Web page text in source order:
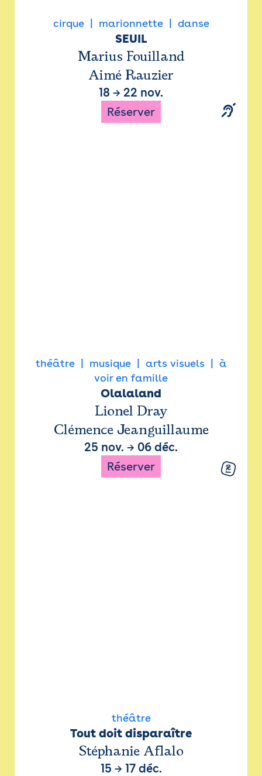
cirque marionnette danse
SEUIL
Marius Fouilland
Aimé Rauzier
18 → 22 nov.
Réserver
théâtre musique arts visuels
à
voir en famille
Olalaland
Lionel Dray
Clémence Jeanguillaume
25 nov. → 06 déc.
Réserver
théâtre
Tout doit disparaître
Stéphanie Aflalo
15 → 17 déc.